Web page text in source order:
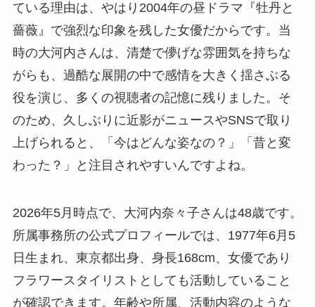
ている理由は、やはり2004年の昼ドラマ『牡丹と
薔薇』で強烈な印象を残した女優だからです。当
時の大河内さんは、清楚で儚げな雰囲気を持ちな
がらも、過酷な展開の中で感情を大きく揺さぶる
役を演じ、多くの視聴者の記憶に残りました。そ
のため、久しぶりに近影がニュースやSNSで取り
上げられると、「今はどんな姿なの？」「昔と変
わった？」と注目されやすいんですよね。
2026年5月時点で、大河内奈々子さんは48歳です。
所属事務所の公式プロフィールでは、1977年6月5
日生まれ、東京都出身、身長168cm、女優であり
フラワースタイリストとしても活動していること
が確認できます。年齢や所属、活動内容のような